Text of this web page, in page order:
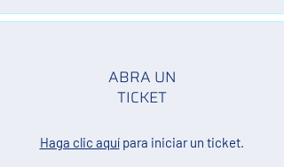
ABRA UN
TICKET
Haga clic aquípara iniciar un ticket.